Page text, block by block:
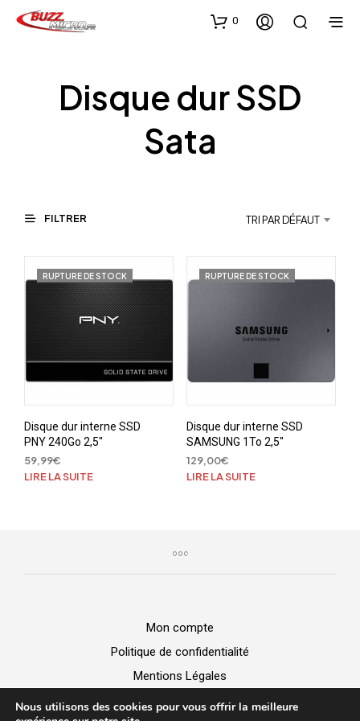
0
Disque dur SSD
Sata
FILTRER TRI PAR DÉFAUT
RUPTURE DE STOCK
Disque dur interne SSD
PNY 240Go 2,5″
59,99€
LIRE LA SUITE
RUPTURE DE STOCK
Disque dur interne SSD
SAMSUNG 1To 2,5″
129,00€
LIRE LA SUITE
Mon compte
Politique de confidentialité
Mentions Légales
Nous utilisons des cookies pour vous offrir la meilleure